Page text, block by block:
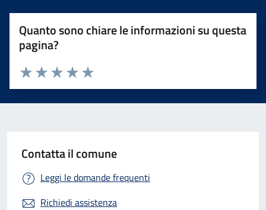
Quanto sono chiare le informazioni su questa
pagina?
Valuta 5 stelle su 5
Valuta 4 stelle su 5
Valuta 3 stelle su 5
Valuta 2 stelle su 5
Valuta 1 stelle su 5
Contatta il comune
Leggi le domande frequenti
Richiedi assistenza